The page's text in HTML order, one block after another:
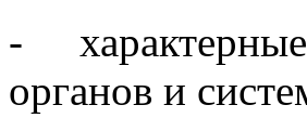
- характерные
органов и